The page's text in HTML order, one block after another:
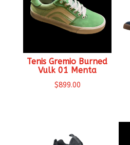
Tenis Gremio Burned
Vulk 01 Menta
$899.00